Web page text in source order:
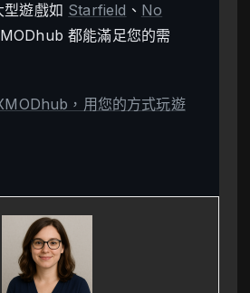
型遊戲如 Starfield 、 No
都能滿足您的需
，用您的方式玩遊